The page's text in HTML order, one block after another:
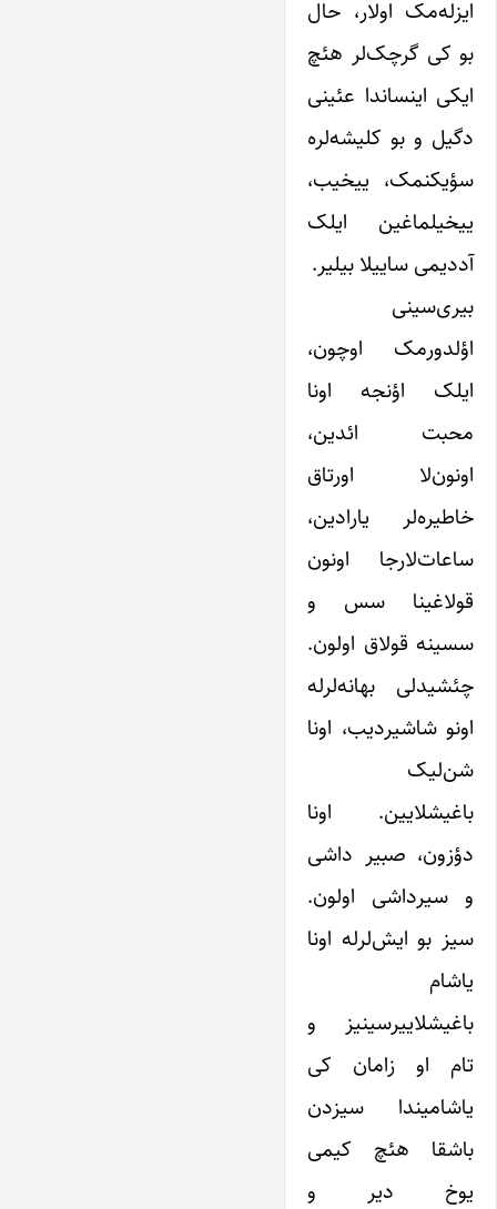
ایزله‌مک اولار، حال
بو کی گرچک‌لر هئچ
ایکی اینساندا عئینی
دگیل و بو کلیشه‌لره
سؤیکنمک، ییخیب،
ییخیلماغین ایلک
آددیمی ساییلا بیلیر.
بیری‌سینی
اؤلدورمک اوچون،
ایلک اؤنجه اونا
محبت ائدین،
اونون‌لا اورتاق
خاطیره‌لر یارادین،
ساعات‌لارجا اونون
قولاغینا سس و
سسینه قولاق اولون.
چئشیدلی بهانه‌لرله
اونو شاشیردیب، اونا
شن‌لیک
باغیشلایین. اونا
دؤزون، صبیر داشی
و سیرداشی اولون.
سیز بو ایش‌لرله اونا
یاشام
باغیشلاییرسینیز و
تام او زامان کی
یاشامیندا سیزدن
باشقا هئچ کیمی
یوخ دیر و